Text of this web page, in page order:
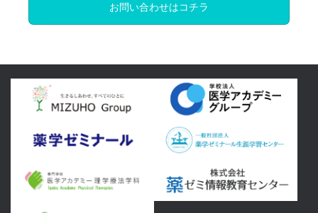
お問い合わせはコチラ